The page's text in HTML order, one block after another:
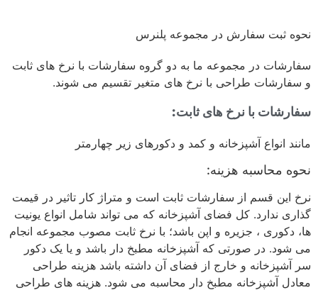
نحوه ثبت سفارش در مجموعه پلنرس
سفارشات در مجموعه ما به دو گروه سفارشات با نرخ های ثابت
و سفارشات طراحی با نرخ های متغیر تقسیم می شوند.
سفارشات با نرخ های ثابت:
مانند انواع آشپزخانه و کمد و دکورهای زیر چهارمتر
نحوه محاسبه هزینه:
نرخ این قسم از سفارشات ثابت است و متراژ کار تاثیر در قیمت
گذاری ندارد. کل فضای آشپزخانه که می تواند شامل انواع یونیت
ها، دکوری ، جزیره و اپن باشد؛ با نرخ ثابت مصوب مجموعه انجام
می شود. در صورتی که آشپزخانه مطبخ دار باشد و یا یک دکور
سر آشپزخانه و خارج از فضای آن داشته باشد هزینه طراحی
معادل آشپزخانه مطبخ دار محاسبه می شود. هزینه های طراحی